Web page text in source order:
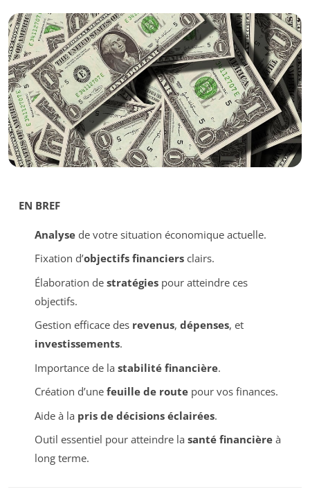
EN BREF
Analysede votre situation économique actuelle.
Fixation d’objectifs financiersclairs.
Élaboration de stratégiespour atteindre ces
objectifs.
Gestion efficace des revenus, dépenses, et
investissements.
Importance de la stabilité financière.
Création d’une feuille de routepour vos finances.
Aide à la pris de décisions éclairées.
Outil essentiel pour atteindre la santé financièreà
long terme.